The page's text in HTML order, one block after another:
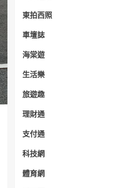
東拍西照
車壇誌
海棠遊
生活樂
旅遊趣
理財通
支付通
科技網
體育網